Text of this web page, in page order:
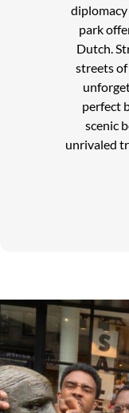
park
Dutch.
streets
perfect
scenic
unrivaled